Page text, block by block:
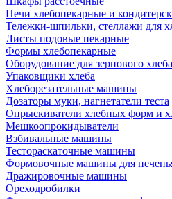
Печи хлебопекарные и
Тележки-шпильки, стеллажи для
Листы подовые пекарные
Формы хлебопекарные
Оборудование для зернового хлеба
Упаковщики хлеба
Хлеборезательные машины
Дозаторы муки, нагнетатели теста
Опрыскиватели хлебных форм и
Мешкоопрокидыватели
Взбивальные машины
Тестораскаточные машины
Формовочные машины для
Дражировочные машины
Ореходробилки